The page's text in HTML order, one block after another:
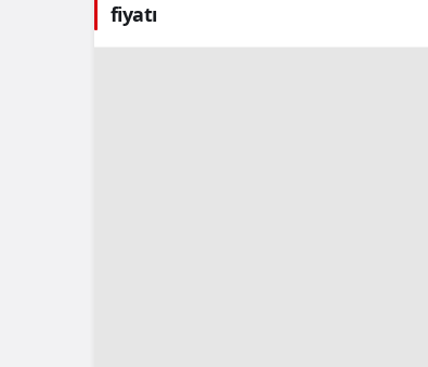
fiyatı